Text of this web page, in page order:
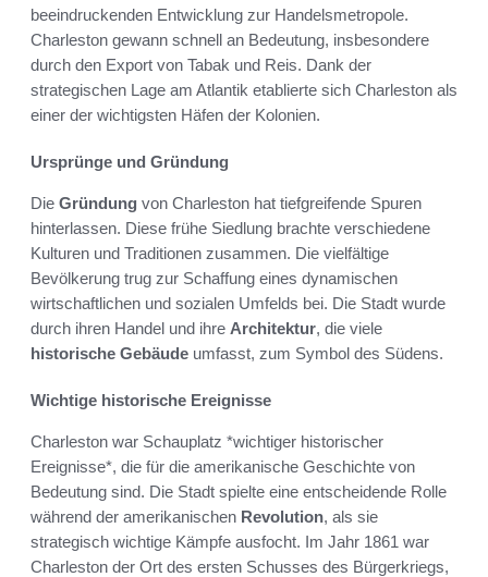
beeindruckenden Entwicklung zur Handelsmetropole.
Charleston gewann schnell an Bedeutung, insbesondere
durch den Export von Tabak und Reis. Dank der
strategischen Lage am Atlantik etablierte sich Charleston als
einer der wichtigsten Häfen der Kolonien.
Ursprünge und Gründung
Die Gründung von Charleston hat tiefgreifende Spuren
hinterlassen. Diese frühe Siedlung brachte verschiedene
Kulturen und Traditionen zusammen. Die vielfältige
Bevölkerung trug zur Schaffung eines dynamischen
wirtschaftlichen und sozialen Umfelds bei. Die Stadt wurde
durch ihren Handel und ihre Architektur, die viele
historische Gebäude umfasst, zum Symbol des Südens.
Wichtige historische Ereignisse
Charleston war Schauplatz *wichtiger historischer
Ereignisse*, die für die amerikanische Geschichte von
Bedeutung sind. Die Stadt spielte eine entscheidende Rolle
während der amerikanischen Revolution, als sie
strategisch wichtige Kämpfe ausfocht. Im Jahr 1861 war
Charleston der Ort des ersten Schusses des Bürgerkriegs,